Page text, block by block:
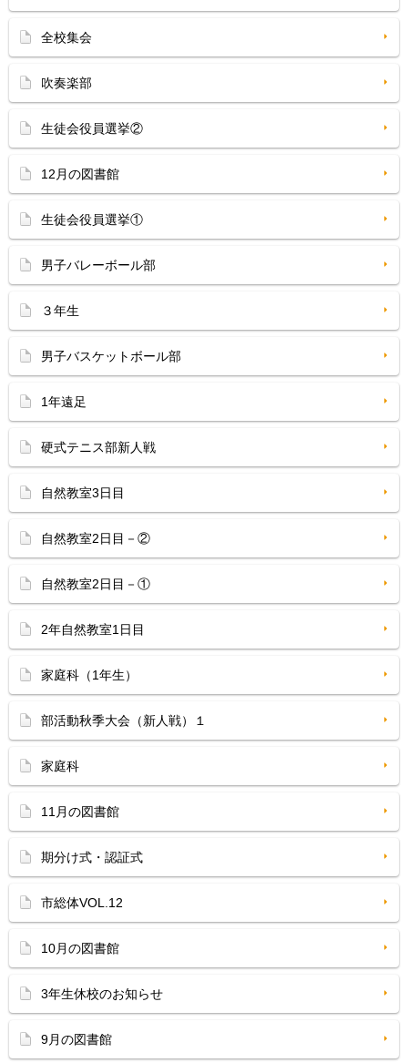
全校集会
吹奏楽部
生徒会役員選挙②
12月の図書館
生徒会役員選挙①
男子バレーボール部
３年生
男子バスケットボール部
1年遠足
硬式テニス部新人戦
自然教室3日目
自然教室2日目－②
自然教室2日目－①
2年自然教室1日目
家庭科（1年生）
部活動秋季大会（新人戦）１
家庭科
11月の図書館
期分け式・認証式
市総体VOL.12
10月の図書館
3年生休校のお知らせ
9月の図書館